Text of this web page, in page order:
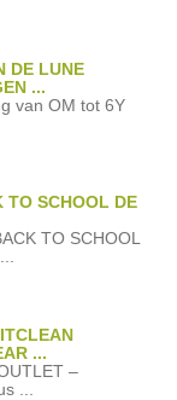
DE LUNE
...
van OM tot 6Y
TO SCHOOL DE
TO SCHOOL
...
–
...